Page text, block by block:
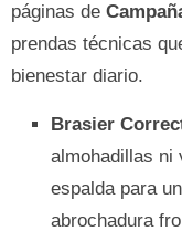
páginas de
prendas técnicas
bienestar diario.
Brasier
almohadillas ni
espalda para
abrochadura